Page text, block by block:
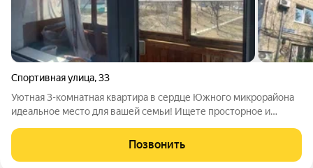
Спортивная улица,33
Уютная 3-комнатная квартира в сердце Южного микрорайона
идеальное место для вашей семьи! Ищете просторное и
Представляем вашему вниманию отличный вариант светлая и
теплая 3-комнатная квартира с
Позвонить